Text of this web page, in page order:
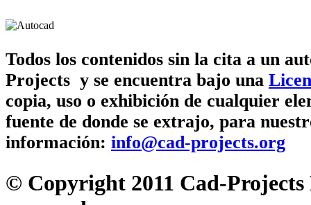
Todos los contenidos sin la cita a un
Projects y se encuentra bajo una
copia, uso o exhibición de cualquier
fuente de donde se extrajo, para
información: info@cad-projects.org
© Copyright 2011 Cad-Projects